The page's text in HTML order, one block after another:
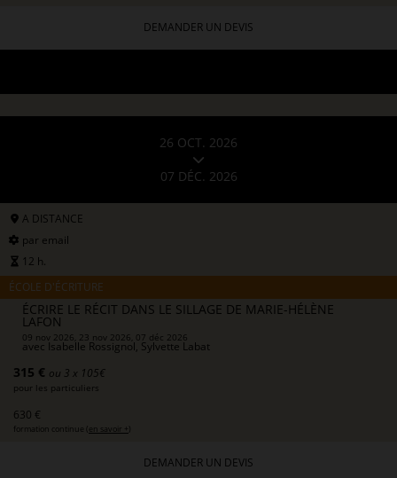
DEMANDER UN DEVIS
26 OCT. 2026
07 DÉC. 2026
A DISTANCE
par email
12 h.
ÉCOLE D'ÉCRITURE
ÉCRIRE LE RÉCIT DANS LE SILLAGE DE MARIE-HÉLÈNE
LAFON
09 nov 2026, 23 nov 2026, 07 déc 2026
avec Isabelle Rossignol, Sylvette Labat
315 € ou 3 x 105€
pour les particuliers
630 €
formation continue ( en savoir + )
DEMANDER UN DEVIS